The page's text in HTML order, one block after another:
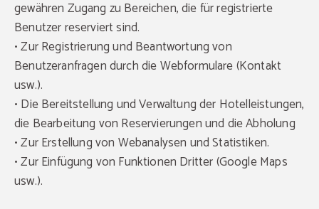
gewähren Zugang zu Bereichen, die für registrierte
Benutzer reserviert sind.
• Zur Registrierung und Beantwortung von
Benutzeranfragen durch die Webformulare (Kontakt
usw.).
• Die Bereitstellung und Verwaltung der Hotelleistungen,
die Bearbeitung von Reservierungen und die Abholung
• Zur Erstellung von Webanalysen und Statistiken.
• Zur Einfügung von Funktionen Dritter (Google Maps
usw.).